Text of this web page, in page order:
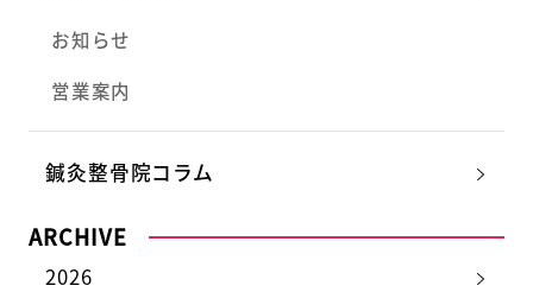
お知らせ
営業案内
鍼灸整骨院コラム
ARCHIVE
2026